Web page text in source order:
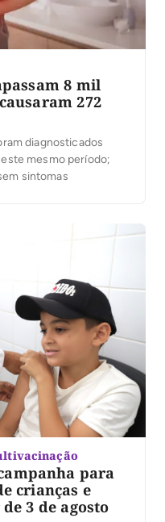
8 mil
272
diagnosticados
mesmo período;
sintomas
para
crianças e
3 de agosto